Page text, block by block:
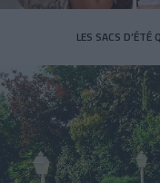
LES SACS